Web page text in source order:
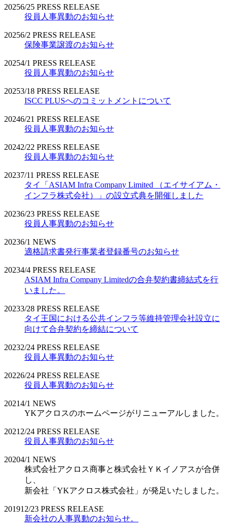
20256/25 PRESS RELEASE
役員人事異動のお知らせ
20256/2 PRESS RELEASE
保険事業譲渡のお知らせ
20254/1 PRESS RELEASE
役員人事異動のお知らせ
20253/18 PRESS RELEASE
ISCC PLUSへのコミットメントについて
20246/21 PRESS RELEASE
役員人事異動のお知らせ
20242/22 PRESS RELEASE
役員人事異動のお知らせ
20237/11 PRESS RELEASE
タイ「ASIAM Infra Company Limited （エイサイアム・
インフラ株式会社）」の設立式典を開催しました
20236/23 PRESS RELEASE
役員人事異動のお知らせ
20236/1 NEWS
適格請求書発行事業者登録番号のお知らせ
20234/4 PRESS RELEASE
ASIAM Infra Company Limitedの合弁契約書締結式を行
いました。
20233/28 PRESS RELEASE
タイ王国における公共インフラ等維持管理会社設立に
向けて合弁契約を締結について
20232/24 PRESS RELEASE
役員人事異動のお知らせ
20226/24 PRESS RELEASE
役員人事異動のお知らせ
20214/1 NEWS
YKアクロスのホームページがリニューアルしました。
2021 2/24 PRESS RELEASE
役員人事異動のお知らせ
20204/1 NEWS
株式会社アクロス商事と株式会社ＹＫイノアスが合併
し、
新会社「YKアクロス株式会社」が発足いたしました。
201912/23 PRESS RELEASE
新会社の人事異動のお知らせ。